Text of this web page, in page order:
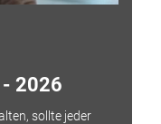
2026
sollte jeder